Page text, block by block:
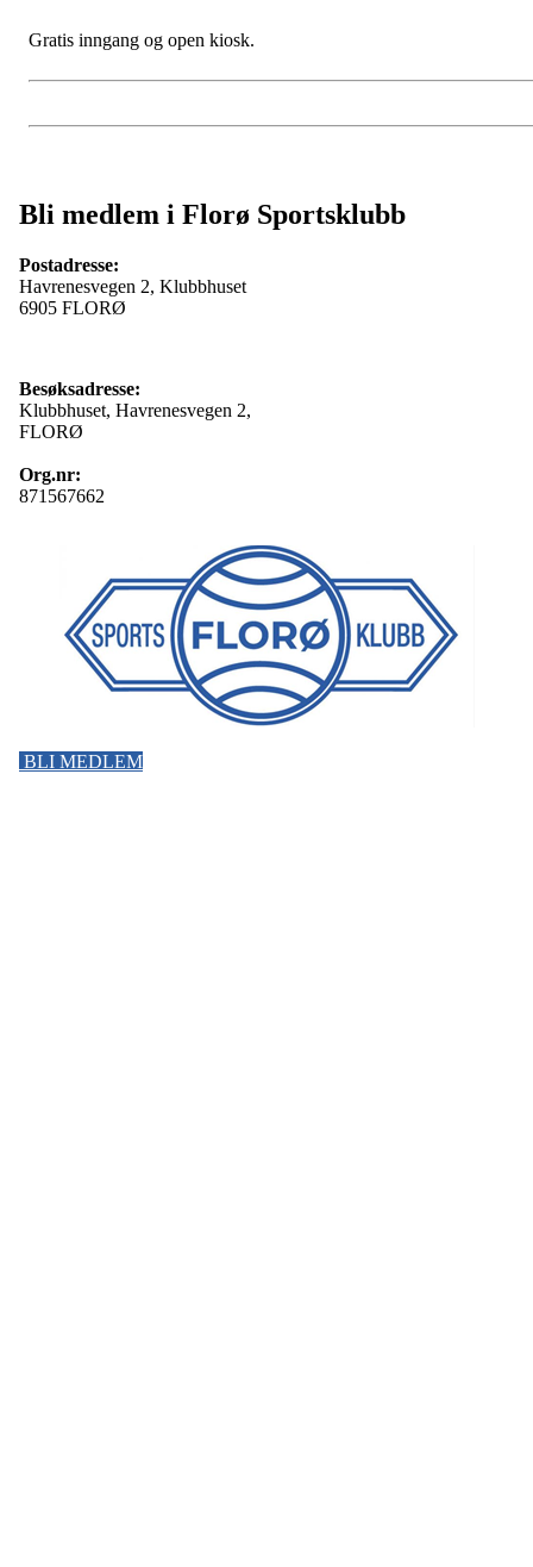
Gratis inngang og open kiosk.
Bli medlem i Florø Sportsklubb
Postadresse:
Havrenesvegen 2, Klubbhuset
6905 FLORØ
Besøksadresse:
Klubbhuset, Havrenesvegen 2,
FLORØ
Org.nr:
871567662
BLI MEDLEM